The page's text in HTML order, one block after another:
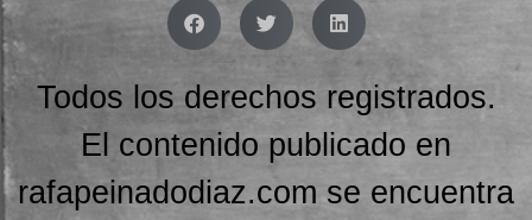
Todos los derechos registrados.
El contenido publicado en
rafapeinadodiaz.com se encuentra